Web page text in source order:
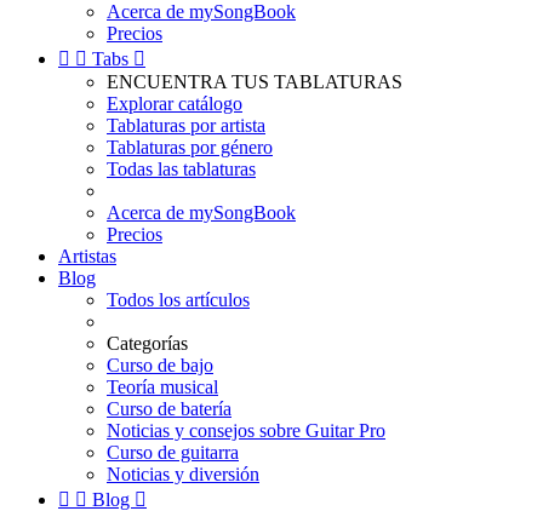
Acerca de mySongBook
Precios
  Tabs 
ENCUENTRA TUS TABLATURAS
Explorar catálogo
Tablaturas por artista
Tablaturas por género
Todas las tablaturas
Acerca de mySongBook
Precios
Artistas
Blog
Todos los artículos
Categorías
Curso de bajo
Teoría musical
Curso de batería
Noticias y consejos sobre Guitar Pro
Curso de guitarra
Noticias y diversión
  Blog 